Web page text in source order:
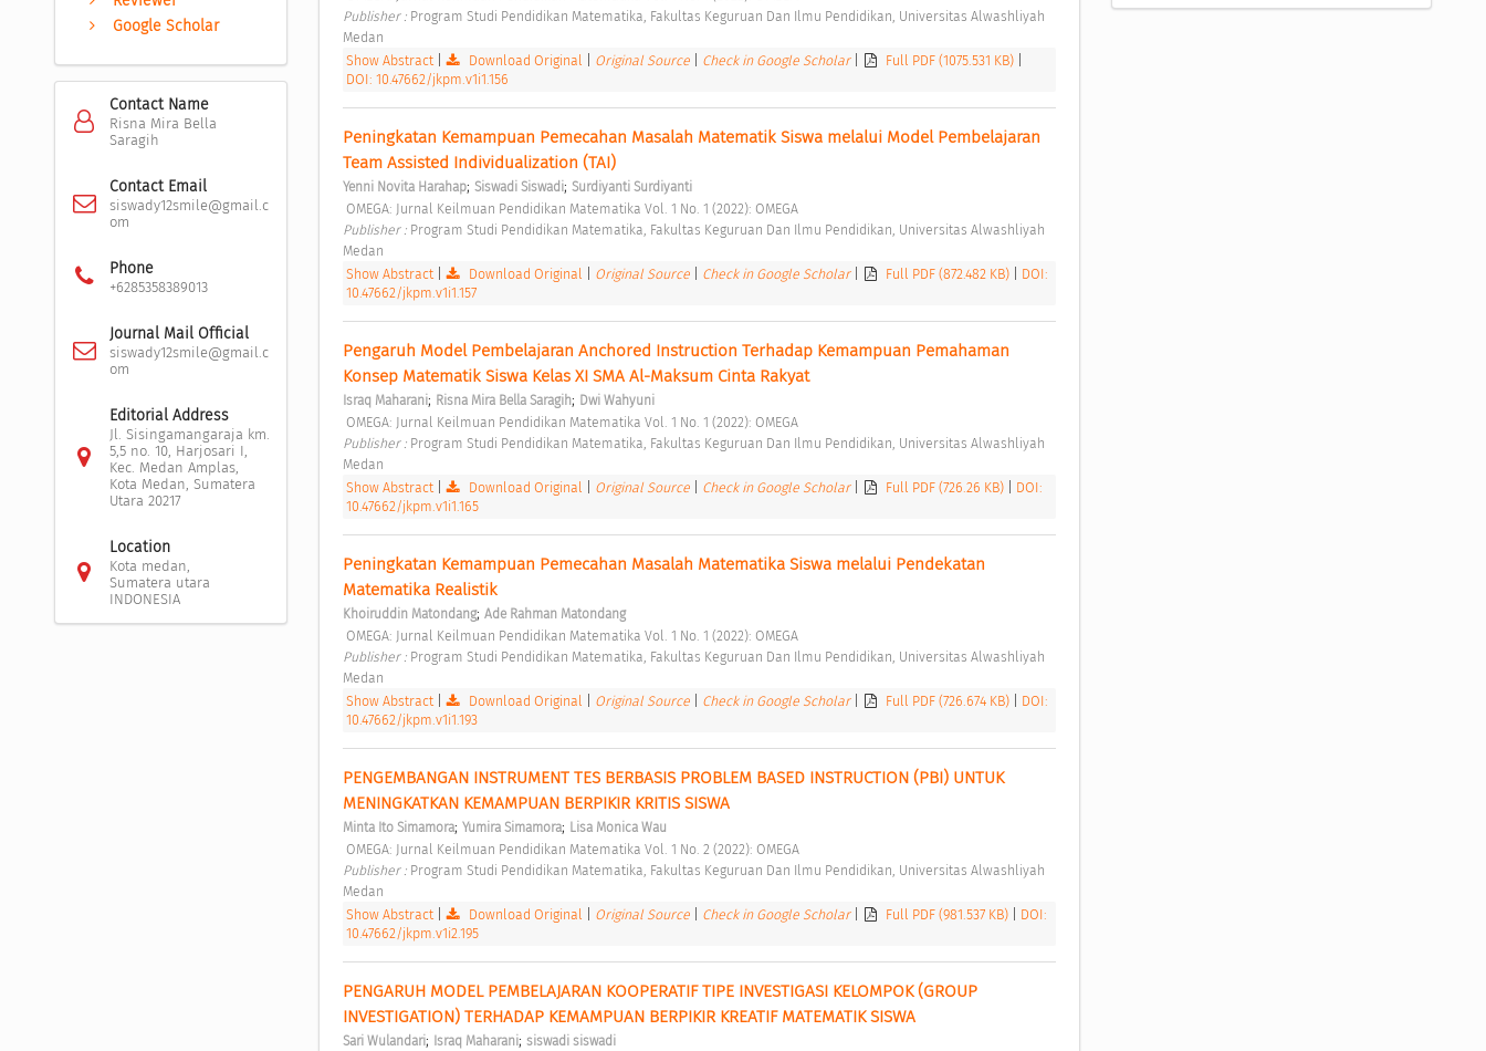
Google Scholar
Contact Name
Risna Mira Bella
Saragih
Contact Email
siswady12smile@gmail.c
om
Phone
+6285358389013
Journal Mail Official
siswady12smile@gmail.c
om
Editorial Address
Jl. Sisingamangaraja km.
5,5 no. 10, Harjosari I,
Kec. Medan Amplas,
Kota Medan, Sumatera
Utara 20217
Location
Kota medan,
Sumatera utara
INDONESIA
Publisher : Program Studi Pendidikan Matematika, Fakultas Keguruan Dan Ilmu Pendidikan, Universitas Alwashliyah
Medan
Show Abstract| Download Original Original Source Check in Google Scholar Full PDF (1075.531 KB)
DOI: 10.47662/jkpm.v1i1.156
Peningkatan Kemampuan Pemecahan Masalah Matematik Siswa melalui Model Pembelajaran
Team Assisted Individualization (TAI)
Yenni Novita Harahap; Siswadi Siswadi; Surdiyanti Surdiyanti
OMEGA: Jurnal Keilmuan Pendidikan Matematika Vol. 1 No. 1 (2022): OMEGA
Publisher : Program Studi Pendidikan Matematika, Fakultas Keguruan Dan Ilmu Pendidikan, Universitas Alwashliyah
Medan
Show Abstract| Download Original Original Source Check in Google Scholar Full PDF (872.482 KB)
DOI:
10.47662/jkpm.v1i1.157
Pengaruh Model Pembelajaran Anchored Instruction Terhadap Kemampuan Pemahaman
Konsep Matematik Siswa Kelas XI SMA Al-Maksum Cinta Rakyat
Israq Maharani; Risna Mira Bella Saragih; Dwi Wahyuni
OMEGA: Jurnal Keilmuan Pendidikan Matematika Vol. 1 No. 1 (2022): OMEGA
Publisher : Program Studi Pendidikan Matematika, Fakultas Keguruan Dan Ilmu Pendidikan, Universitas Alwashliyah
Medan
Show Abstract| Download Original Original Source Check in Google Scholar Full PDF (726.26 KB)
DOI:
10.47662/jkpm.v1i1.165
Peningkatan Kemampuan Pemecahan Masalah Matematika Siswa melalui Pendekatan
Matematika Realistik
Khoiruddin Matondang; Ade Rahman Matondang
OMEGA: Jurnal Keilmuan Pendidikan Matematika Vol. 1 No. 1 (2022): OMEGA
Publisher : Program Studi Pendidikan Matematika, Fakultas Keguruan Dan Ilmu Pendidikan, Universitas Alwashliyah
Medan
Show Abstract| Download Original Original Source Check in Google Scholar Full PDF (726.674 KB)
DOI:
10.47662/jkpm.v1i1.193
PENGEMBANGAN INSTRUMENT TES BERBASIS PROBLEM BASED INSTRUCTION (PBI) UNTUK
MENINGKATKAN KEMAMPUAN BERPIKIR KRITIS SISWA
Minta Ito Simamora; Yumira Simamora; Lisa Monica Wau
OMEGA: Jurnal Keilmuan Pendidikan Matematika Vol. 1 No. 2 (2022): OMEGA
Publisher : Program Studi Pendidikan Matematika, Fakultas Keguruan Dan Ilmu Pendidikan, Universitas Alwashliyah
Medan
Show Abstract| Download Original Original Source Check in Google Scholar Full PDF (981.537 KB)
DOI:
10.47662/jkpm.v1i2.195
PENGARUH MODEL PEMBELAJARAN KOOPERATIF TIPE INVESTIGASI KELOMPOK (GROUP
INVESTIGATION) TERHADAP KEMAMPUAN BERPIKIR KREATIF MATEMATIK SISWA
Sari Wulandari; Israq Maharani; siswadi siswadi